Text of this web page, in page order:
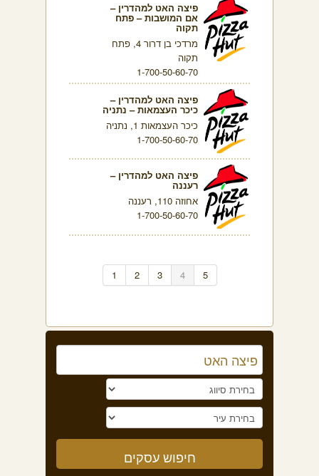
פיצה האט למהדרין –
אם המושבות – פתח
תקוה
מרדכי בן דרור 4, פתח
תקוה
1-700-50-60-70
פיצה האט למהדרין –
כיכר העצמאות – נתניה
כיכר העצמאות 1, נתניה
1-700-50-60-70
פיצה האט למהדרין –
רעננה
אחוזה 110, רעננה
1-700-50-60-70
1 2 3 4 5